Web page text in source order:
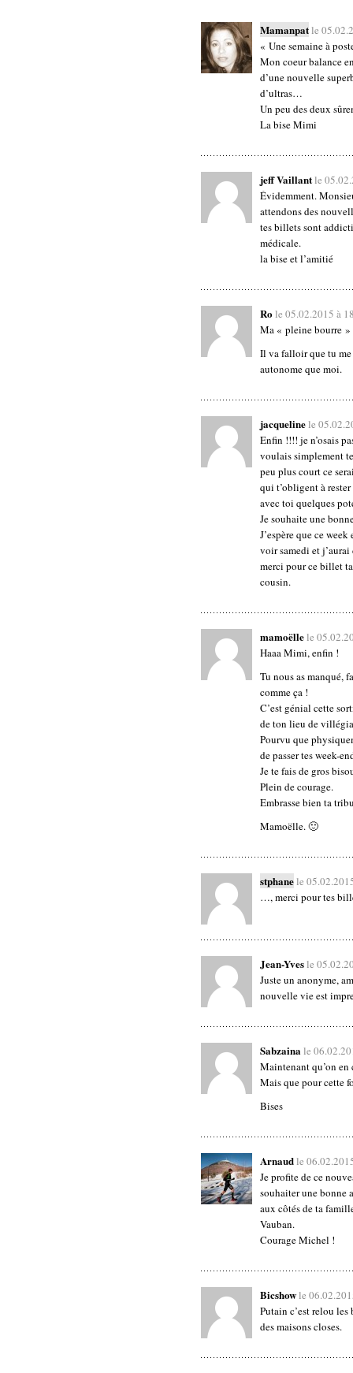
Mamanpatle
« Une semaine à
Mon coeur balance
d’une nouvelle
d’ultras…
Un peu des deux
La bise Mimi
jeff Vaillantle
Évidemment.
attendons des
tes billets sont
médicale.
la bise et l’amitié
Role 05.02.2015 à
Ma « pleine bourre »
Il va falloir que tu me
autonome que moi.
jacquelinele
Enfin !!!! je n’osais
voulais simplement
peu plus court ce
qui t’obligent à
avec toi quelques
Je souhaite une
J’espère que ce
voir samedi et
merci pour ce billet
cousin.
mamoëllele
Haaa Mimi, enfin !
Tu nous as manqué,
comme ça !
C’est génial cette
de ton lieu de
Pourvu que
de passer tes week-
Je te fais de gros
Plein de courage.
Embrasse bien ta
Mamoëlle. 🙂
stphanele
…, merci pour tes
Jean-Yvesle
Juste un anonyme,
nouvelle vie est
Sabzainale
Maintenant qu’on
Mais que pour cette
Bises
Arnaudle
Je profite de ce
souhaiter une bonne
aux côtés de ta
Vauban.
Courage Michel !
Bicshowle
Putain c’est relou
des maisons closes.